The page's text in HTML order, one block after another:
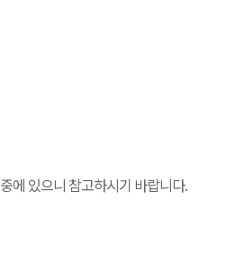
에 있으니 참고하시기 바랍니다.